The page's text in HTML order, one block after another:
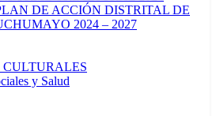
DE ACCIÓN DISTRITAL DE
2024 – 2027
CULTURALES
y Salud